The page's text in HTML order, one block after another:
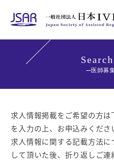
HOME
学会講師紹介
学会刊行物一覧
医師募
求人情報掲載をご希望の方
を入力の上、お申込みくださ
求人情報に関する記載方法
して頂いた後、折り返しご連